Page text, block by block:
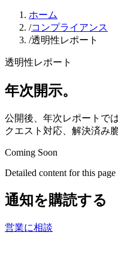
ホーム
/コンプライアンス
/透明性レポート
透明性レポート
年次開示。
公開後、年次レポートで
クエスト対応、解決済み
Coming Soon
Detailed content for this
通知を購読する
営業に相談